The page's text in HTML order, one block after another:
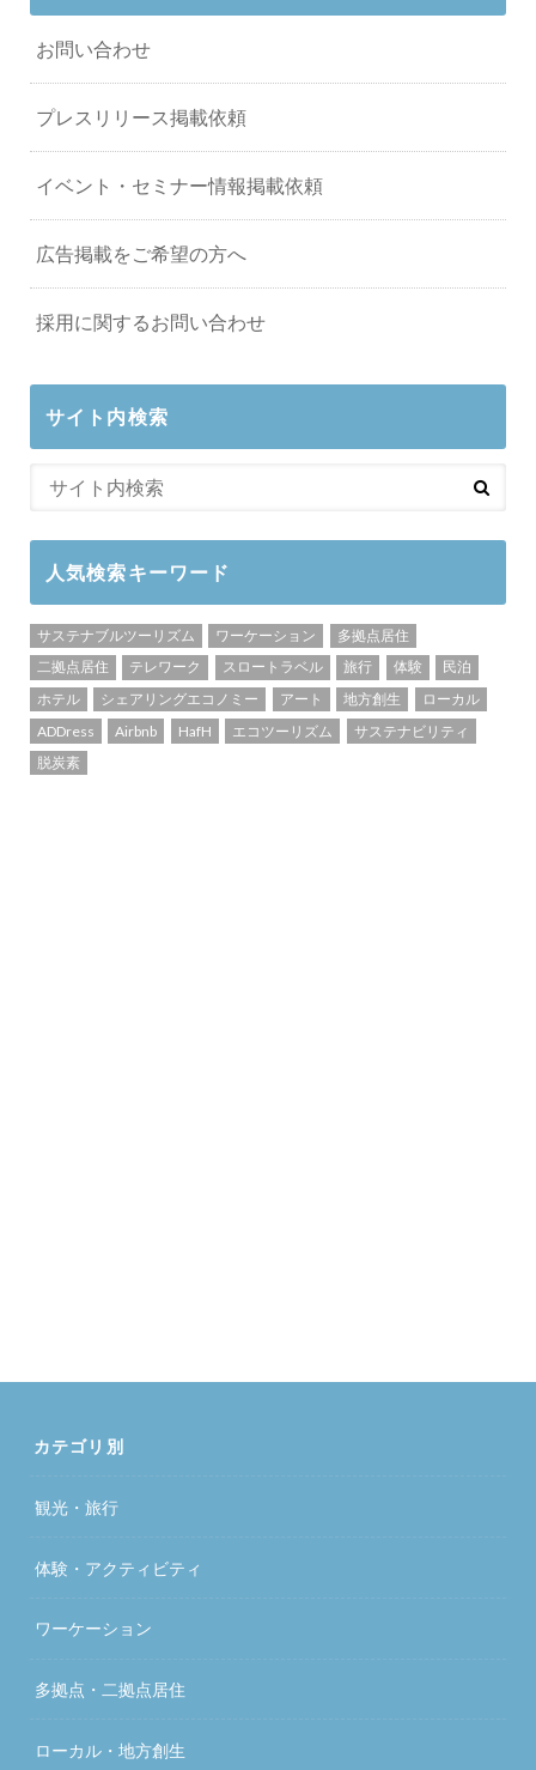
お問い合わせ
プレスリリース掲載依頼
イベント・セミナー情報掲載依頼
広告掲載をご希望の方へ
採用に関するお問い合わせ
サイト内検索
人気検索キーワード
サステナブルツーリズム ワーケーション
多拠点居住
二拠点居住
テレワーク スロートラベル 旅行 体験
民泊
ホテル
シェアリングエコノミー アート 地方創生
ローカル
ADDress
Airbnb HafH エコツーリズム
サステナビリティ
脱炭素
カテゴリ別
観光・旅行
体験・アクティビティ
ワーケーション
多拠点・二拠点居住
ローカル・地方創生